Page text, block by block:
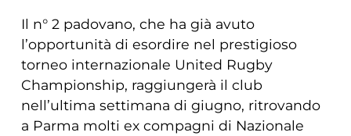
Il n° 2 padovano, che ha già avuto
l’opportunità di esordire nel prestigioso
torneo internazionale United Rugby
Championship, raggiungerà il club
nell’ultima settimana di giugno, ritrovando
a Parma molti ex compagni di Nazionale